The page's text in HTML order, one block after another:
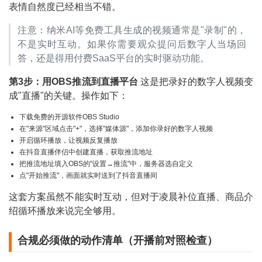
表情自然度已经相当不错。
注意：纳米AI等免费工具生成的视频通常是"录制"的，
不是实时互动。如果你需要观众提问后数字人当场回
答，还是得用付费SaaS平台的实时驱动功能。
第3步：用OBS推流到直播平台 这是把录好的数字人视频变
成"直播"的关键。操作如下：
下载免费的开源软件OBS Studio
在"来源"区域点击"+"，选择"媒体源"，添加你录好的数字人视频
开启循环播放，让视频反复播放
在抖音直播伴侣中创建直播，获取推流地址
把推流地址填入OBS的"设置→推流"中，服务器选自定义
点"开始推流"，画面就实时送到了抖音直播间
这套方案虽然不能实时互动，但对于凌晨补位直播、商品介
绍循环播放来说完全够用。
合规必须做的动作清单（开播前对照检查）